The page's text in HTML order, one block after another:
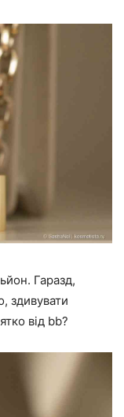
Гаразд,
здивувати
від bb?